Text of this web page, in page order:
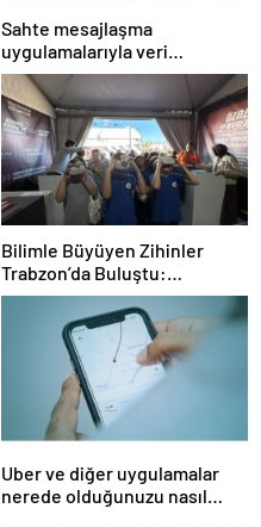
Sahte mesajlaşma
uygulamalarıyla veri
sızdırıyorlar- Haber Şafak
Bilimle Büyüyen Zihinler
Trabzon’da Buluştu:
STEAMFEST’te Bilim Rüzgârı
Esti!- Haber Şafak
Uber ve diğer uygulamalar
nerede olduğunuzu nasıl